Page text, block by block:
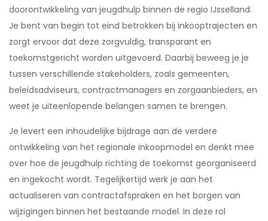
doorontwikkeling van jeugdhulp binnen de regio IJsselland.
Je bent van begin tot eind betrokken bij inkooptrajecten en
zorgt ervoor dat deze zorgvuldig, transparant en
toekomstgericht worden uitgevoerd. Daarbij beweeg je je
tussen verschillende stakeholders, zoals gemeenten,
beleidsadviseurs, contractmanagers en zorgaanbieders, en
weet je uiteenlopende belangen samen te brengen.
Je levert een inhoudelijke bijdrage aan de verdere
ontwikkeling van het regionale inkoopmodel en denkt mee
over hoe de jeugdhulp richting de toekomst georganiseerd
en ingekocht wordt. Tegelijkertijd werk je aan het
actualiseren van contractafspraken en het borgen van
wijzigingen binnen het bestaande model. In deze rol